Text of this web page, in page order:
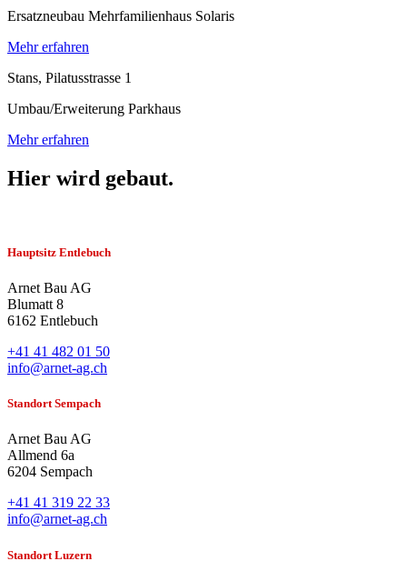
Ersatzneubau Mehrfamilienhaus Solaris
Mehr erfahren
Stans, Pilatusstrasse 1
Umbau/Erweiterung Parkhaus
Mehr erfahren
Hier wird gebaut.
Hauptsitz Entlebuch
Arnet Bau AG
Blumatt 8
6162 Entlebuch
+41 41 482 01 50
info@arnet-ag.ch
Standort Sempach
Arnet Bau AG
Allmend 6a
6204 Sempach
+41 41 319 22 33
info@arnet-ag.ch
Standort Luzern